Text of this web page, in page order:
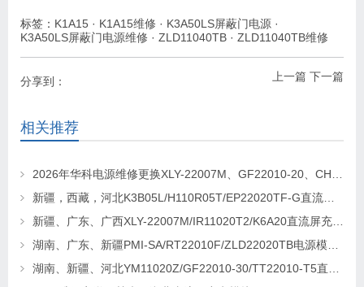
标签： K1A15 · K1A15维修 · K3A50LS屏蔽门电源 ·
K3A50LS屏蔽门电源维修 · ZLD11040TB · ZLD11040TB维修
上一篇 下一篇
分享到：
相关推荐
2026年华科电源维修更换XLY-22007M、GF22010-20、CHR-22020直流屏充电模块
新疆，西藏，河北K3B05L/H110R05T/EP22020TF-G直流屏充电模块维修更换
新疆、广东、广西XLY-22007M/IR11020T2/K6A20直流屏充电模块维修更换
湖南、广东、新疆PMI-SA/RT22010F/ZLD22020TB电源模块维修更换
湖南、新疆、河北YM11020Z/GF22010-30/TT22010-T5直流屏充电模块维修更换